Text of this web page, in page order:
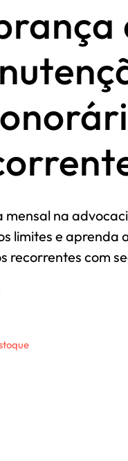
mensal na
limites e aprenda
recorrentes com